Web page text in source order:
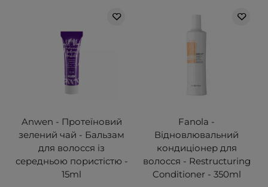
Anwen - Протеїновий
зелений чай - Бальзам
для волосся із
середньою пористістю -
15ml
Fanola -
Відновлювальний
кондиціонер для
волосся - Restructuring
Conditioner - 350ml